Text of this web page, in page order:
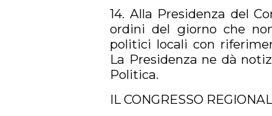
14. Alla Presidenza del
ordini del giorno che
politici locali con
La Presidenza ne dà
Politica.
IL CONGRESSO